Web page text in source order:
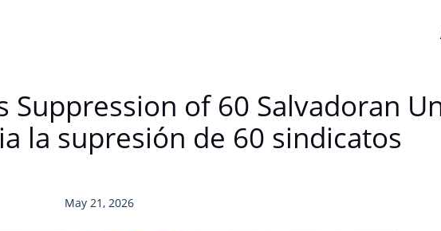
of 60 Salvadoran
la supresión de 60 sindicatos
May 21, 2026